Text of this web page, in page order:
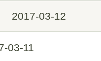
2017-03-12
03-11